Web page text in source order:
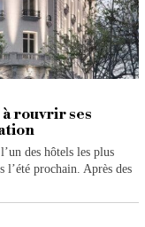
rouvrir ses
des hôtels les plus
l’été prochain. Après des